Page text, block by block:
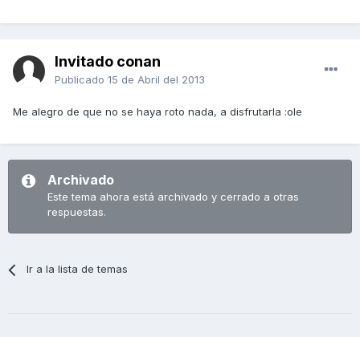
Invitado conan
Publicado 15 de Abril del 2013
Me alegro de que no se haya roto nada, a disfrutarla :ole
Archivado
Este tema ahora está archivado y cerrado a otras
respuestas.
Ir a la lista de temas